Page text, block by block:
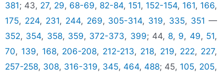
381; 43, 27, 29, 68-69, 82-84, 151, 152-154, 161, 166,
175, 224, 231, 244, 269, 305-314, 319, 335, 351 —
352, 354, 358, 359, 372-373, 399; 44, 8, 9, 49, 51,
70, 139, 168, 206-208, 212-213, 218, 219, 222, 227,
257-258, 308, 316-319, 345, 464, 488; 45, 105, 205,